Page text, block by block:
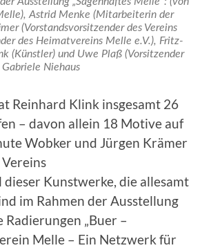
Astrid Menke (Mitarbeiterin der
(Vorstandsvorsitzender des Vereins
des Heimatvereins Melle e.V.), Fritz-
(Künstler) und Uwe Plaß (Vorsitzender
Niehaus
Reinhard Klink insgesamt 26
– davon allein 18 Motive auf
Wobker und Jürgen Krämer
Kunstwerke, die allesamt
im Rahmen der Ausstellung
Radierungen „Buer –
Melle – Ein Netzwerk für